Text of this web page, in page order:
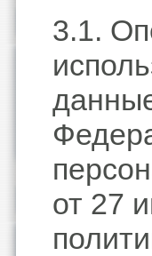
3.1.
от 27